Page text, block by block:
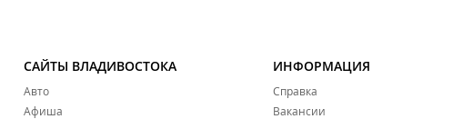
САЙТЫ ВЛАДИВОСТОКА
Авто
Афиша
ИНФОРМАЦИЯ
Справка
Вакансии